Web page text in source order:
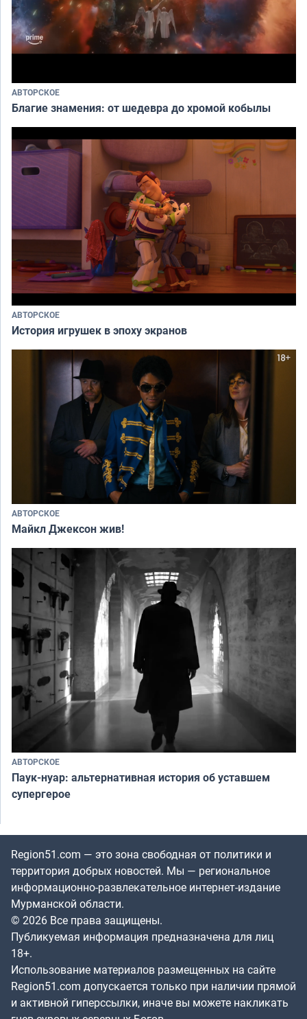
АВТОРСКОЕ
Благие знамения: от шедевра до хромой кобылы
АВТОРСКОЕ
История игрушек в эпоху экранов
АВТОРСКОЕ
Майкл Джексон жив!
АВТОРСКОЕ
Паук-нуар: альтернативная история об уставшем
супергерое
Region51.com — это зона свободная от политики и
территория добрых новостей. Мы — региональное
информационно-развлекательное интернет-издание
Мурманской области.
© 2026 Все права защищены.
Публикуемая информация предназначена для лиц
18+.
Использование материалов размещенных на сайте
Region51.com допускается только при наличии прямой
и активной гиперссылки, иначе вы можете накликать